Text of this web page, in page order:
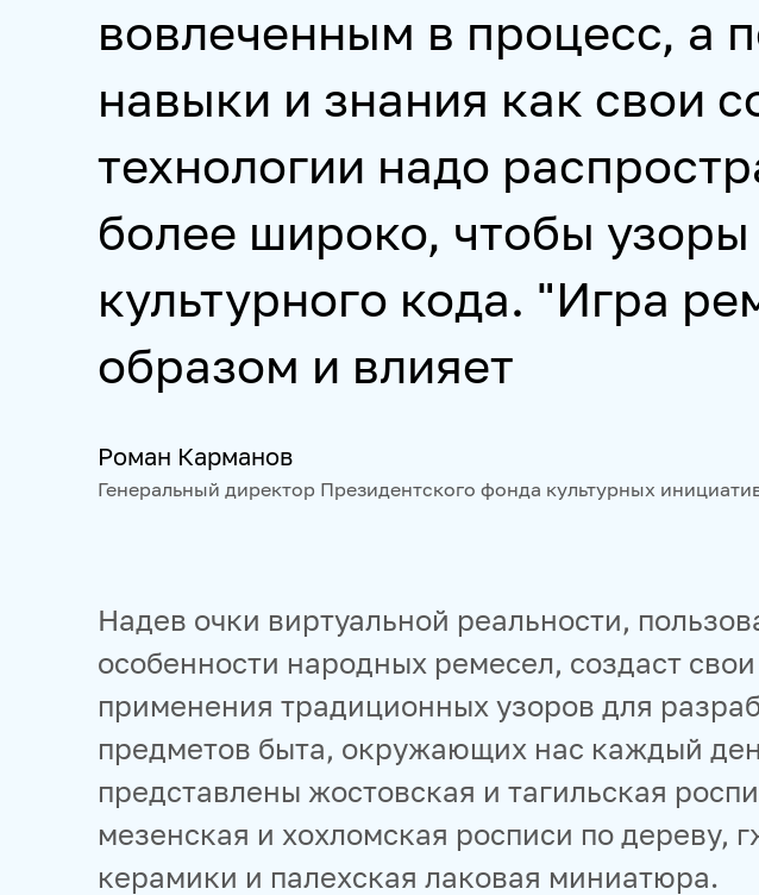
вовлеченным в процесс, а
навыки и знания как свои
технологии надо
более широко, чтобы узоры
культурного кода. "Игра
образом и влияет
Роман Карманов
Генеральный директор Президентского фонда культурных
Надев очки виртуальной реальности,
особенности народных ремесел, создаст
применения традиционных узоров для
предметов быта, окружающих нас каждый
представлены жостовская и тагильская
мезенская и хохломская росписи по дереву,
керамики и палехская лаковая миниатюра.